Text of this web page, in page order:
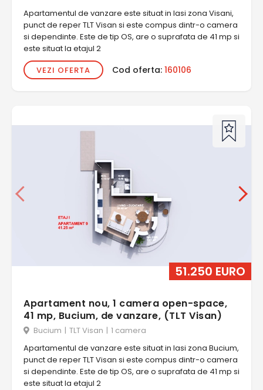
Apartamentul de vanzare este situat in Iasi zona Visani,
punct de reper TLT Visan si este compus dintr-o camera
si dependinte. Este de tip OS, are o suprafata de 41 mp si
este situat la etajul 2
VEZI OFERTA
Cod oferta: 160106
51.250 EURO
Apartament nou, 1 camera open-space,
41 mp, Bucium, de vanzare, (TLT Visan)
Bucium | TLT Visan | 1 camera
Apartamentul de vanzare este situat in Iasi zona Bucium,
punct de reper TLT Visan si este compus dintr-o camera
si dependinte. Este de tip OS, are o suprafata de 41 mp si
este situat la etajul 2